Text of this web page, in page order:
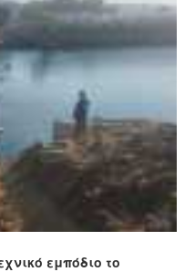
εμπόδιο το